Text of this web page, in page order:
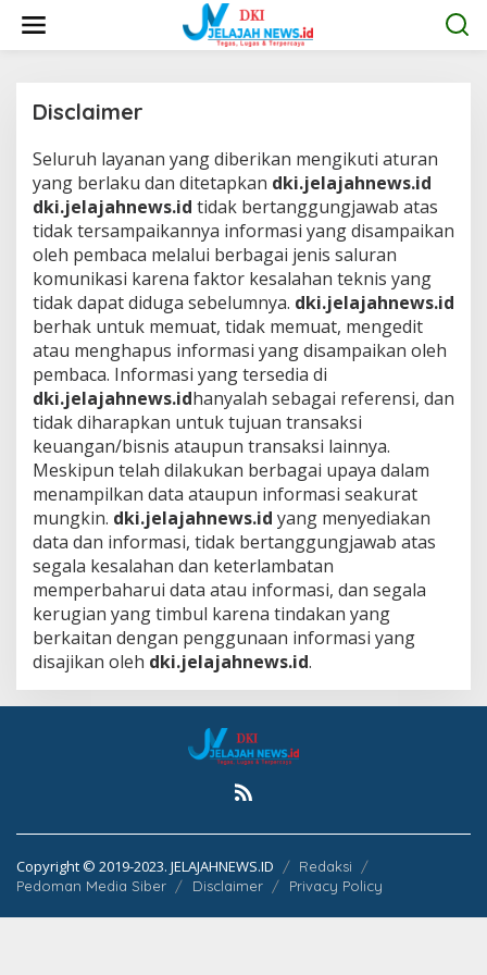
w
Disclaimer
|
E
P
E
M
E
R
6
0
2
1
O
L
H
A
D
M
N
Seluruh layanan yang diberikan mengikuti aturan
yang berlaku dan ditetapkan dki.jelajahnews.id
dki.jelajahnews.id tidak bertanggungjawab atas
tidak tersampaikannya informasi yang disampaikan
oleh pembaca melalui berbagai jenis saluran
komunikasi karena faktor kesalahan teknis yang
tidak dapat diduga sebelumnya. dki.jelajahnews.id
berhak untuk memuat, tidak memuat, mengedit
atau menghapus informasi yang disampaikan oleh
pembaca. Informasi yang tersedia di
dki.jelajahnews.idhanyalah sebagai referensi, dan
tidak diharapkan untuk tujuan transaksi
keuangan/bisnis ataupun transaksi lainnya.
Meskipun telah dilakukan berbagai upaya dalam
menampilkan data ataupun informasi seakurat
mungkin. dki.jelajahnews.id yang menyediakan
data dan informasi, tidak bertanggungjawab atas
segala kesalahan dan keterlambatan
memperbaharui data atau informasi, dan segala
kerugian yang timbul karena tindakan yang
berkaitan dengan penggunaan informasi yang
disajikan oleh dki.jelajahnews.id.
Copyright © 2019-2023. JELAJAHNEWS.ID
Redaksi
Pedoman Media Siber
Disclaimer Privacy Policy